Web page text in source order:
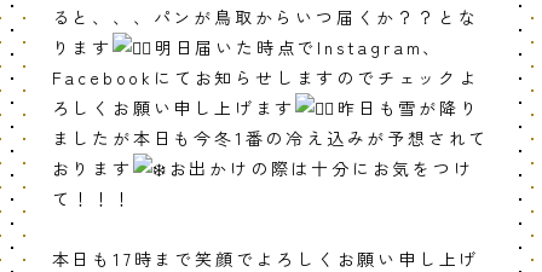
ると、、、パンが鳥取からいつ届くか？？とな
ります
明日届いた時点でInstagram、
Facebookにてお知らせしますのでチェックよ
ろしくお願い申し上げます
昨日も雪が降り
ましたが本日も今冬1番の冷え込みが予想されて
おります
お出かけの際は十分にお気をつけ
て！！！
本日も17時まで笑顔でよろしくお願い申し上げ